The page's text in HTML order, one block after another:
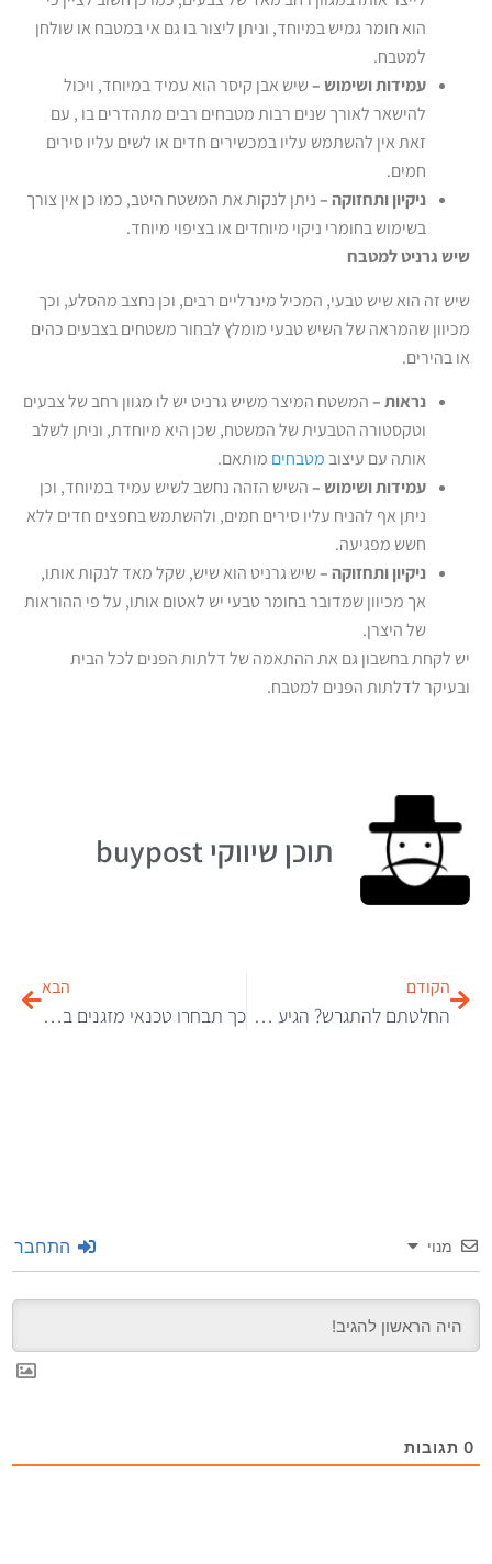
הוא חומר גמיש במיוחד, וניתן ליצור בו גם אי במטבח או שולחן
למטבח.
עמידות ושימוש –שיש אבן קיסר הוא עמיד במיוחד, ויכול
להישאר לאורך שנים רבות מטבחים רבים מתהדרים בו , עם
זאת אין להשתמש עליו במכשירים חדים או לשים עליו סירים
חמים.
ניקיון ותחזוקה –ניתן לנקות את המשטח היטב, כמו כן אין צורך
בשימוש בחומרי ניקוי מיוחדים או בציפוי מיוחד.
שיש גרניט למטבח
שיש זה הוא שיש טבעי, המכיל מינרליים רבים, וכן נחצב מהסלע, וכך
מכיוון שהמראה של השיש טבעי מומלץ לבחור משטחים בצבעים כהים
או בהירים.
נראות –המשטח המיצר משיש גרניט יש לו מגוון רחב של צבעים
וטקסטורה הטבעית של המשטח, שכן היא מיוחדת, וניתן לשלב
אותה עם עיצובמטבחיםמותאם.
עמידות ושימוש –השיש הזהה נחשב לשיש עמיד במיוחד, וכן
ניתן אף להניח עליו סירים חמים, ולהשתמש בחפצים חדים ללא
חשש מפגיעה.
ניקיון ותחזוקה –שיש גרניט הוא שיש, שקל מאד לנקות אותו,
אך מכיוון שמדובר בחומר טבעי יש לאטום אותו, על פי ההוראות
של היצרן.
יש לקחת בחשבון גם את ההתאמה של דלתות הפנים לכל הבית
ובעיקר לדלתות הפנים למטבח.
תוכן שיווקי buypost
הקודם
החלטתם להתגרש? הגיע הזמן לבחור עורך דין משפחה מומחה
הבא
כך תבחרו טכנאי מזגנים באשקלון
מנוי התחבר
0תגובות